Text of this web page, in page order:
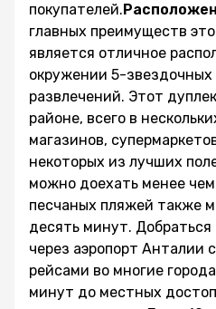
покупателей.
главных преимуществ
является отличное
окружении 5-звездочных
развлечений. Этот
районе, всего в
магазинов,
некоторых из лучших
можно доехать менее
песчаных пляжей также
десять минут.
через аэропорт Анталии
рейсами во многие
минут до местных